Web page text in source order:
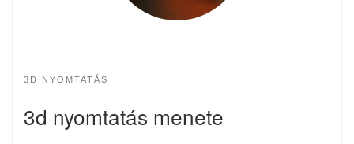
3D NYOMTATÁS
3d nyomtatás menete